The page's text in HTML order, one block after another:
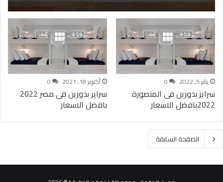
يناير 5, 2022 0
سراير بدورين فى المنصورة
2022بافضل الاسعار
أكتوبر 18, 2021 0
سراير بدورين فى مصر 2022
بافضل الاسعار
الصفحة السابقة